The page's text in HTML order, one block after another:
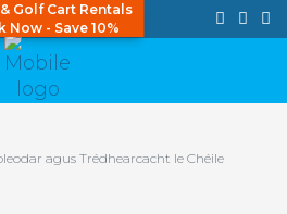
Golf Cart Rentals
Now - Save 10%
agus Trédhearcacht le Chéile